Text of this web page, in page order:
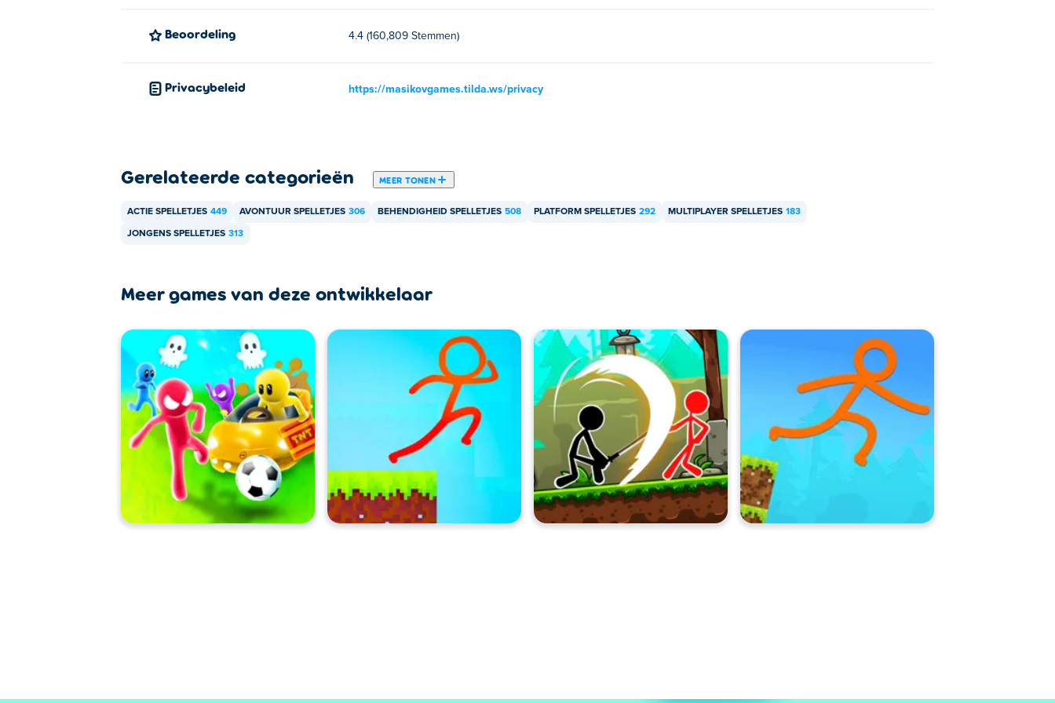
Ja! Stickman Parkour 3 is een single- of multiplayer-game, zodat je met je vriend kunt spelen!
Beoordeling 4.4 (160,809 Stemmen)
Privacybeleid https://masikovgames.tilda.ws/privacy
Gerelateerde categorieën MEER TONEN
ACTIE SPELLETJES 449 AVONTUUR SPELLETJES 306 BEHENDIGHEID SPELLETJES 508 PLATFORM SPELLETJES 292 MULTIPLAYER SPELLETJES 183
JONGENS SPELLETJES 313
Meer games van deze ontwikkelaar